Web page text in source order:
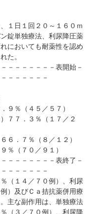
１日１回２０～１６０ｍ
錠単独療法、利尿降圧薬
においても耐薬性を認め
た。
－－－－－－－表開始－
－－－－－－
９％（４５／５７）
７７．３％（１７／２
６．７％（８／１２）
％（７０／９１）
－－－－－－－表終了－
－－－－－－
（１４／７０例）、利尿
）及びＣａ拮抗薬併用療
主な副作用は、単独療法
（３／７０例）、利尿降